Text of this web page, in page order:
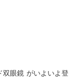
双眼鏡 がいよいよ登